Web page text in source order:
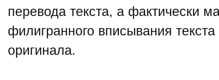
перевода текста, а фактически
филигранного вписывания
оригинала.